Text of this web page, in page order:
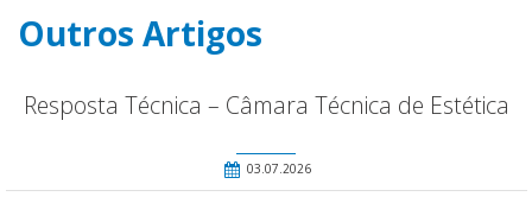
Outros Artigos
Resposta Técnica – Câmara Técnica de Estética
03.07.2026